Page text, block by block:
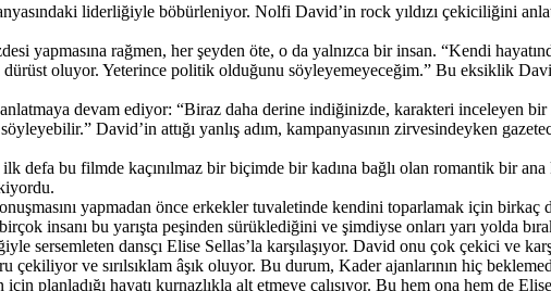
liderliğiyle böbürleniyor. Nolfi David’in rock yıldızı çekiciliğini
yapmasına rağmen, her şeyden öte, o da yalnızca bir insan. “Kendi
oluyor. Yeterince politik olduğunu söyleyemeyeceğim.” Bu eksiklik
devam ediyor: “Biraz daha derine indiğinizde, karakteri inceleyen
David’in attığı yanlış adım, kampanyasının zirvesindeyken
bu filmde kaçınılmaz bir biçimde bir kadına bağlı olan romantik bir ana
yapmadan önce erkekler tuvaletinde kendini toparlamak için
insanı bu yarışta peşinden sürüklediğini ve şimdiyse onları yarı yolda
sersemleten dansçı Elise Sellas’la karşılaşıyor. David onu çok çekici ve
çekiliyor ve sırılsıklam âşık oluyor. Bu durum, Kader ajanlarının hiç
planladığı hayatı kurnazlıkla alt etmeye çalışıyor. Bu hem ona hem de